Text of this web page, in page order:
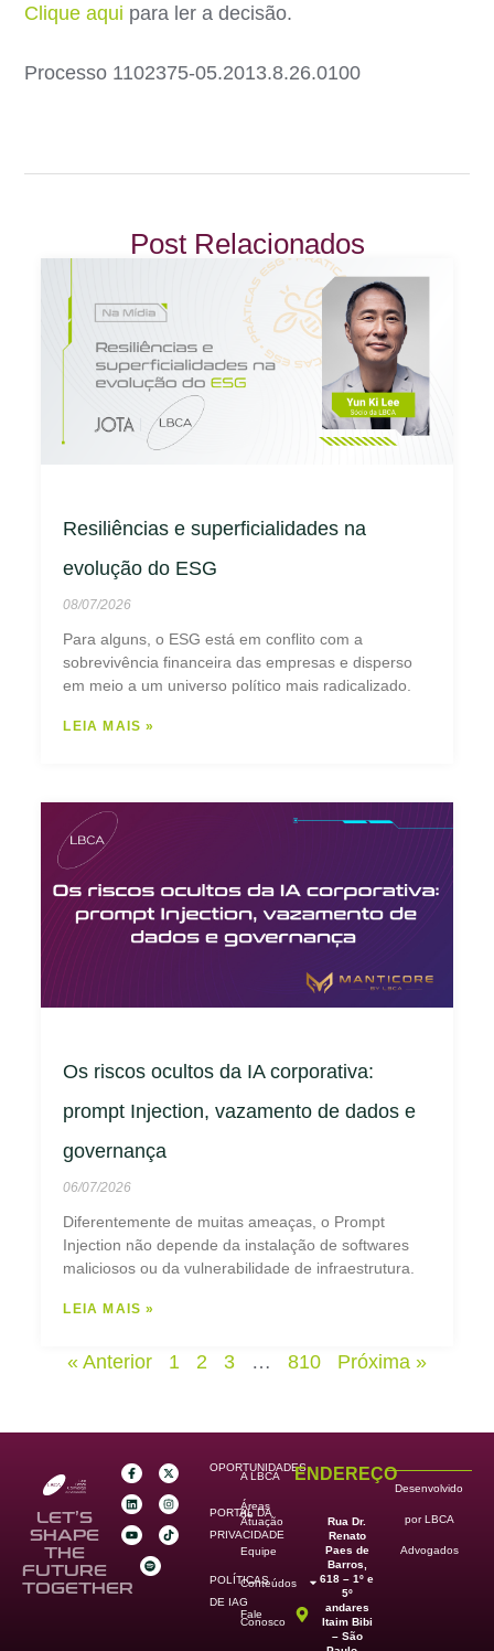
Clique aqui para ler a decisão.
Processo 1102375-05.2013.8.26.0100
Post Relacionados
Resiliências e superficialidades na
evolução do ESG
08/07/2026
Para alguns, o ESG está em conflito com a
sobrevivência financeira das empresas e disperso
em meio a um universo político mais radicalizado.
LEIA MAIS »
Os riscos ocultos da IA corporativa:
prompt Injection, vazamento de dados e
governança
06/07/2026
Diferentemente de muitas ameaças, o Prompt
Injection não depende da instalação de softwares
maliciosos ou da vulnerabilidade de infraestrutura.
LEIA MAIS »
« Anterior 1 2 3 … 810 Próxima »
LET’S
SHAPE
THE
FUTURE
TOGETHER
OPORTUNIDADES
PORTAL DA
PRIVACIDADE
POLÍTICAS
DE IAG
A LBCA
Áreas
de
Atuação
Equipe
Conteúdos
Fale
Conosco
ENDEREÇO
Rua Dr.
Renato
Paes de
Barros,
618 – 1º e
5º
andares
Itaim Bibi
– São
Desenvolvido
por LBCA
Advogados